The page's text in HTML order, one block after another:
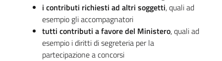
i contributi richiesti ad altri soggetti, quali ad
esempio gli accompagnatori
tutti contributi a favore del Ministero, quali ad
esempio i diritti di segreteria per la
partecipazione a concorsi